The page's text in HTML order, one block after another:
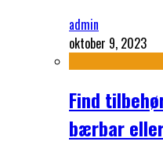
admin
oktober 9, 2023
Find
bærbar